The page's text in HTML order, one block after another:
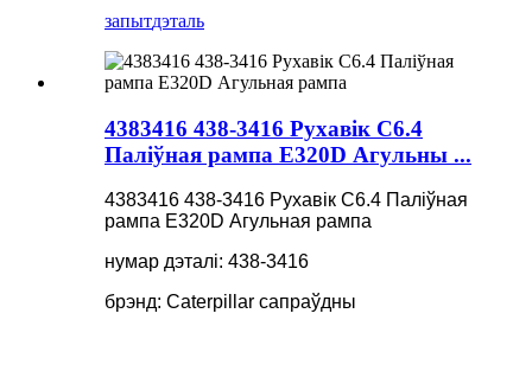
запытдэталь
4383416 438-3416 Рухавік C6.4
Паліўная рампа E320D Агульны ...
4383416 438-3416 Рухавік C6.4 Паліўная
рампа E320D Агульная рампа
нумар дэталі: 438-3416
брэнд: Caterpillar сапраўдны